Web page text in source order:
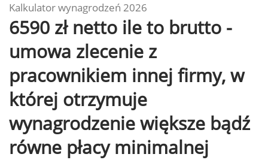
Kalkulator wynagrodzeń 2026
6590 zł netto ile to brutto -
umowa zlecenie z
pracownikiem innej firmy, w
której otrzymuje
wynagrodzenie większe bądź
równe płacy minimalnej